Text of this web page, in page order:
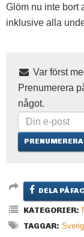
Glöm nu inte bort
inklusive alla
Var först
Prenumerera
något.
DELA PÅ
KATEGORIER:
TAGGAR: